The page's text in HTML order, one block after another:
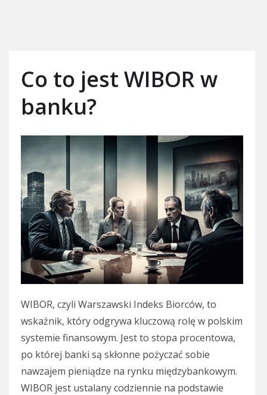
Co to jest WIBOR w
banku?
WIBOR, czyli Warszawski Indeks Biorców, to
wskaźnik, który odgrywa kluczową rolę w polskim
systemie finansowym. Jest to stopa procentowa,
po której banki są skłonne pożyczać sobie
nawzajem pieniądze na rynku międzybankowym.
WIBOR jest ustalany codziennie na podstawie